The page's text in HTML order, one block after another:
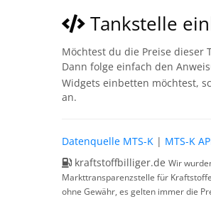
Tankstelle
Möchtest du die Preise dieser
Dann folge einfach den
Widgets einbetten möchtest,
an.
Datenquelle MTS-K | MTS-K
kraftstoffbilliger.de Wir
Markttransparenzstelle für
ohne Gewähr, es gelten immer die